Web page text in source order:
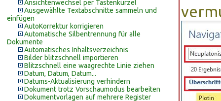
Ansichtenwechsel per Tastenkürzel
Ausgewählte Textabschnitte sammeln und
einfügen
AutoKorrektur korrigieren
Automatische Silbentrennung für alle
Dokumente
Automatisches Inhaltsverzeichnis
Bilder blitzschnell importieren
Blitzschnell eine waagrechte Linie ziehen
Datum, Datum, Datum...
Datums-Aktualisierung verhindern
Dokument trotz Vorschaumodus bearbeiten
Dokumentvorlagen auf mehrere Register